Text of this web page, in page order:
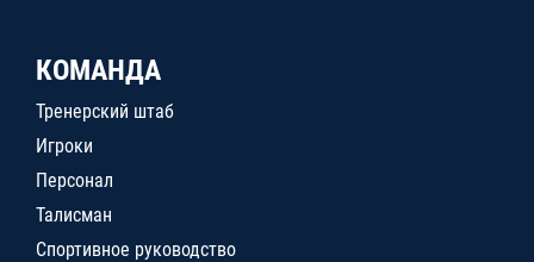
КОМАНДА
Тренерский штаб
Игроки
Персонал
Талисман
Спортивное руководство